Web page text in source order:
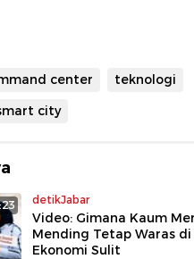
pemantau kota yang
tahun 2015. Dalam
untuk mengintegrasi
Achmad Brilyana
pelayanan itu bekerja.
center
teknologi
city
detikJabar
Video: Gimana Kaum
Mending Tetap Waras di
Ekonomi Sulit